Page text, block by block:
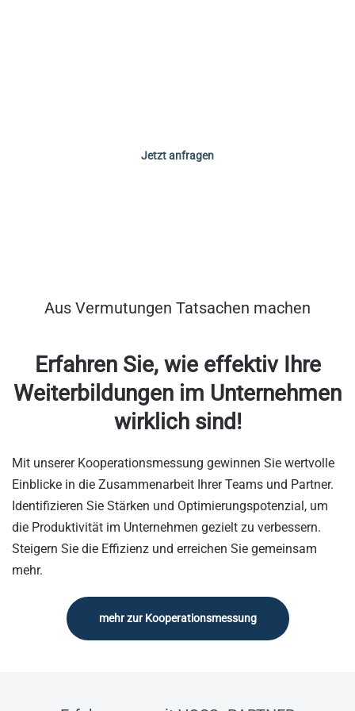
Jetzt anfragen
Aus Vermutungen Tatsachen machen
Erfahren Sie, wie effektiv Ihre
Weiterbildungen im Unternehmen
wirklich sind!
Mit unserer Kooperationsmessung gewinnen Sie wertvolle
Einblicke in die Zusammenarbeit Ihrer Teams und Partner.
Identifizieren Sie Stärken und Optimierungspotenzial, um
die Produktivität im Unternehmen gezielt zu verbessern.
Steigern Sie die Effizienz und erreichen Sie gemeinsam
mehr.
mehr zur Kooperationsmessung